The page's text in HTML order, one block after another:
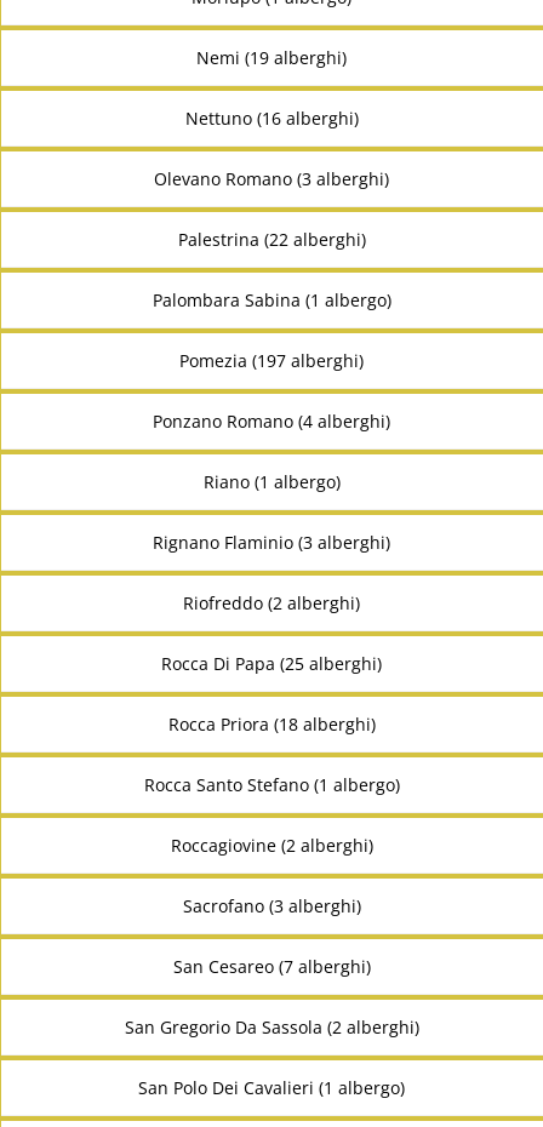
Nemi (19 alberghi)
Nettuno (16 alberghi)
Olevano Romano (3 alberghi)
Palestrina (22 alberghi)
Palombara Sabina (1 albergo)
Pomezia (197 alberghi)
Ponzano Romano (4 alberghi)
Riano (1 albergo)
Rignano Flaminio (3 alberghi)
Riofreddo (2 alberghi)
Rocca Di Papa (25 alberghi)
Rocca Priora (18 alberghi)
Rocca Santo Stefano (1 albergo)
Roccagiovine (2 alberghi)
Sacrofano (3 alberghi)
San Cesareo (7 alberghi)
San Gregorio Da Sassola (2 alberghi)
San Polo Dei Cavalieri (1 albergo)